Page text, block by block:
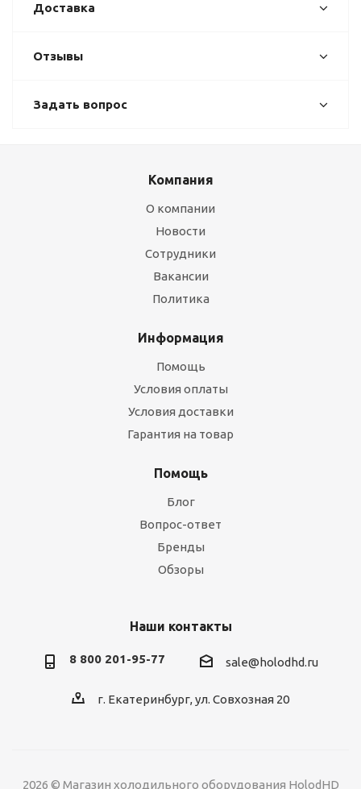
Доставка
Отзывы
Задать вопрос
Компания
О компании
Новости
Сотрудники
Вакансии
Политика
Информация
Помощь
Условия оплаты
Условия доставки
Гарантия на товар
Помощь
Блог
Вопрос-ответ
Бренды
Обзоры
Наши контакты
8 800 201-95-77 sale@holodhd.ru
г. Екатеринбург, ул. Совхозная 20
2026 © Магазин холодильного оборудования HolodHD